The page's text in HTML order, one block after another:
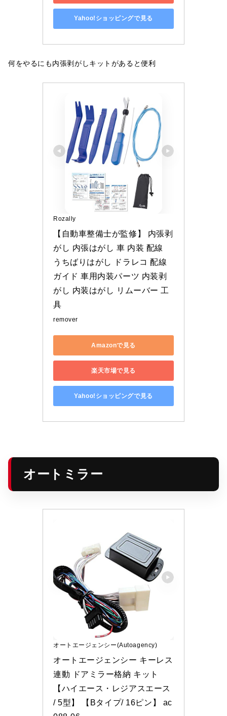
Yahoo!ショッピングで見る
何をやるにも内張剥がしキットがあると便利
Rozally
【自動車整備士が監修】 内張剥
がし 内張はがし 車 内装 配線
うちばりはがし ドラレコ 配線
ガイド 車用内装パーツ 内装剥
がし 内装はがし リムーバー 工
具
remover
Amazonで見る
楽天市場で見る
Yahoo!ショッピングで見る
オートミラー
オートエージェンシー(Autoagency)
オートエージェンシー キーレス
連動 ドアミラー格納 キット
【ハイエース・レジアスエース
/ 5型】 【Bタイプ/ 16ピン】 ac